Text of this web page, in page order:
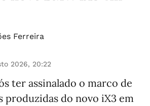
Ferreira
2026, 20:22
ter assinalado o marco de
produzidas do novo iX3 em